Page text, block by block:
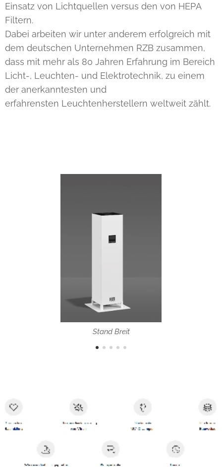
Einsatz von Lichtquellen versus den von HEPA
Filtern.
Dabei arbeiten wir unter anderem erfolgreich mit
dem deutschen Unternehmen RZB zusammen,
dass mit mehr als 80 Jahren Erfahrung im Bereich
Licht-, Leuchten- und Elektrotechnik, zu einem
der anerkanntesten und
erfahrensten Leuchtenherstellern weltweit zählt.
Stand Breit